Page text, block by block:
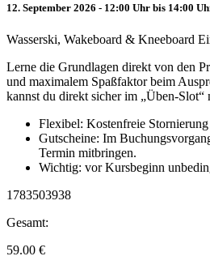
12. September 2026 - 12:00 Uhr bis 14:00
Wasserski, Wakeboard & Kneeboard
Lerne die Grundlagen direkt von den
und maximalem Spaßfaktor beim
kannst du direkt sicher im „Üben-Slot“
Flexibel: Kostenfreie
Gutscheine: Im
Termin mitbringen.
Wichtig: vor Kursbeginn
1783503938
Gesamt:
59.00 €